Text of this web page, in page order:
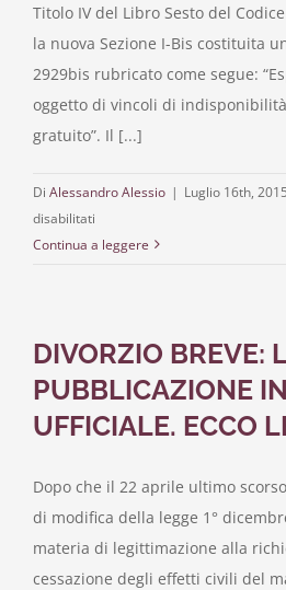
Titolo IV del Libro Sesto del
la nuova Sezione I-Bis costituita
2929bis rubricato come segue:
oggetto di vincoli di
gratuito”. Il [...]
Di Alessandro Alessio | Luglio 16th, 2015
disabilitati
Nuovo
codice
note
a
lettura.
Continua a leggere
DIVORZIO BREVE:
PUBBLICAZIONE
UFFICIALE. ECCO
Dopo che il 22 aprile ultimo
di modifica della legge 1°
materia di legittimazione alla
cessazione degli effetti civili del